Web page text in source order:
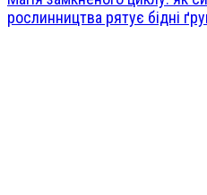
рослинництва рятує бідні